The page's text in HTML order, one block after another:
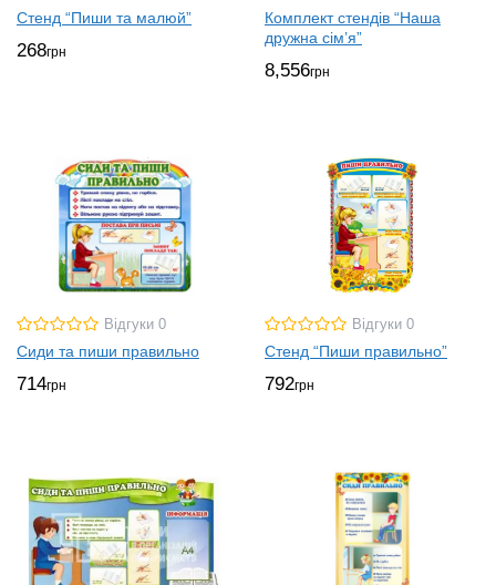
Стенд “Пиши та малюй”
268грн
Комплект стендів “Наша
дружна сім’я”
8,556грн
Відгуки 0
Сиди та пиши правильно
714грн
Відгуки 0
Стенд “Пиши правильно”
792грн